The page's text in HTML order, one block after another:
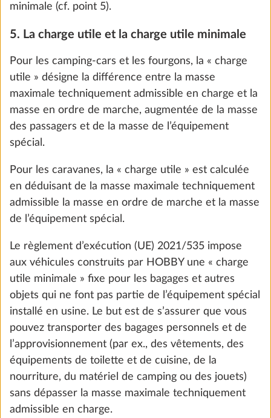
Baies ouvrantes, à double vitrage et
teintées
Plus
DE SÉRIE
Fenêtres à cadre ouvrante, à double
vitrage et teintées, pour fenêtres de série
Plus
8,0 kg
Ajouter
minimale (cf. point 5).
5. La charge utile et la charge utile minimale
Pour les camping-cars et les fourgons, la « charge
utile » désigne la différence entre la masse
maximale techniquement admissible en charge et la
masse en ordre de marche, augmentée de la masse
des passagers et de la masse de l’équipement
spécial.
Pour les caravanes, la « charge utile » est calculée
en déduisant de la masse maximale techniquement
admissible la masse en ordre de marche et la masse
de l’équipement spécial.
Le règlement d’exécution (UE) 2021/535 impose
aux véhicules construits par HOBBY une « charge
utile minimale » fixe pour les bagages et autres
objets qui ne font pas partie de l’équipement spécial
installé en usine. Le but est de s’assurer que vous
pouvez transporter des bagages personnels et de
l’approvisionnement (par ex., des vêtements, des
équipements de toilette et de cuisine, de la
nourriture, du matériel de camping ou des jouets)
sans dépasser la masse maximale techniquement
admissible en charge.